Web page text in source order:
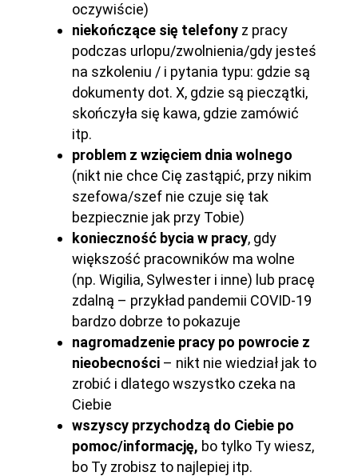
oczywiście)
niekończące się telefony z pracy
podczas urlopu/zwolnienia/gdy jesteś
na szkoleniu / i pytania typu: gdzie są
dokumenty dot. X, gdzie są pieczątki,
skończyła się kawa, gdzie zamówić
itp.
problem z wzięciem dnia wolnego
(nikt nie chce Cię zastąpić, przy nikim
szefowa/szef nie czuje się tak
bezpiecznie jak przy Tobie)
konieczność bycia w pracy, gdy
większość pracowników ma wolne
(np. Wigilia, Sylwester i inne) lub pracę
zdalną – przykład pandemii COVID-19
bardzo dobrze to pokazuje
nagromadzenie pracy po powrocie z
nieobecności – nikt nie wiedział jak to
zrobić i dlatego wszystko czeka na
Ciebie
wszyscy przychodzą do Ciebie po
pomoc/informację, bo tylko Ty wiesz,
bo Ty zrobisz to najlepiej itp.